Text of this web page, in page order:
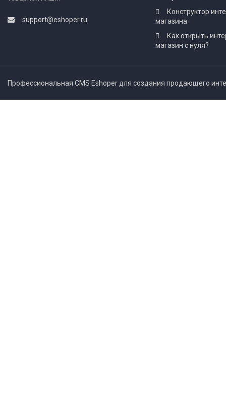
support@eshoper.ru
Конструктор
магазина
Как открыть
магазин с нуля?
Профессиональная CMS Eshoper для создания продающего